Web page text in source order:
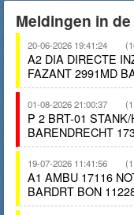
Meldingen in
20-06-2026 19:41:24
A2 DIA DIRECTE
FAZANT 2991MD
01-08-2026 21:00:37
P 2 BRT-01
BARENDRECHT
19-07-2026 11:41:56
A1 AMBU 17116
BARDRT BON